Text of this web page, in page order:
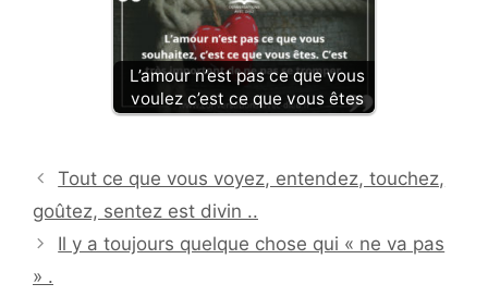
L’amour n’est pas ce que vous
voulez c’est ce que vous êtes
Tout ce que vous voyez, entendez, touchez,
goûtez, sentez est divin ..
Il y a toujours quelque chose qui « ne va pas
» .